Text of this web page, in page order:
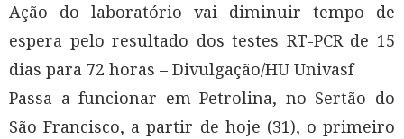
Ação do laboratório vai diminuir tempo de
espera pelo resultado dos testes RT-PCR de 15
dias para 72 horas – Divulgação/HU Univasf
Passa a funcionar em Petrolina, no Sertão do
São Francisco, a partir de hoje (31), o primeiro